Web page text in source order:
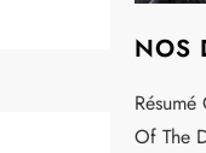
NOS
Of The